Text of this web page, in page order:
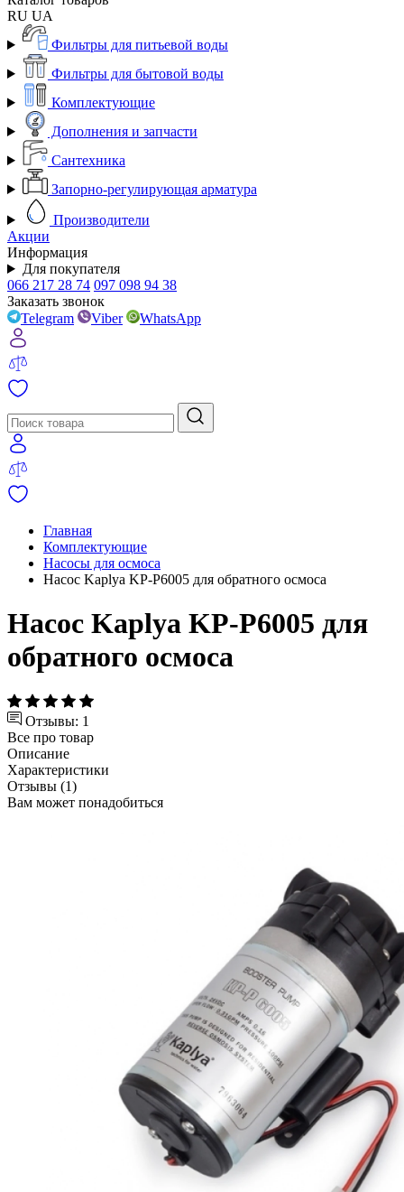
RU UA
Фильтры для питьевой воды
Фильтры для бытовой воды
Комплектующие
Дополнения и запчасти
Сантехника
Запорно-регулирующая арматура
Производители
Акции
Информация
Для покупателя
066 217 28 74 097 098 94 38
Заказать звонок
Telegram
Viber WhatsApp
Главная
Комплектующие
Насосы для осмоса
Насос Kaplya KP-P6005 для обратного осмоса
Насос Kaplya KP-P6005 для
обратного осмоса
Отзывы: 1
Все про товар
Описание
Характеристики
Отзывы (1)
Вам может понадобиться